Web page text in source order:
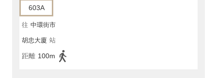
603A
往 中環街市
胡忠大廈 站
距離 100m